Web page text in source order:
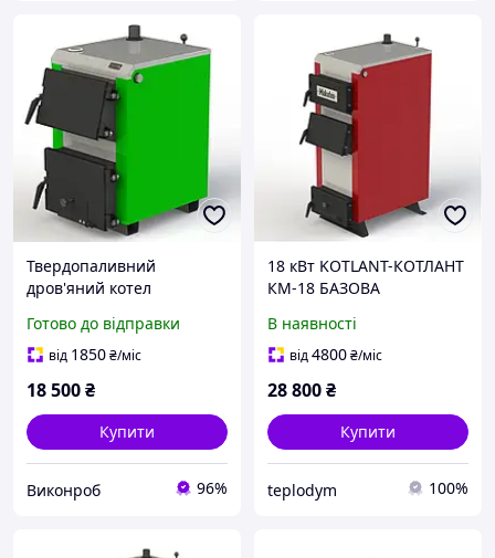
Твердопаливний
дров'яний котел
КО-15 (Котлант) 15 кВт
Готово до відправки
від 1850₴/міс
18 500₴
Купити
Виконроб 96%
18 кВт KOTLANT-КОТЛАНТ
КМ-18 БАЗОВА
В наявності
від4800₴/міс
28 800₴
Купити
teplodym 100%